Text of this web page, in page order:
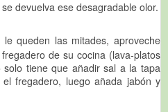
devuelva ese desagradable olor.
queden las mitades, aproveche
de su cocina (lava-platos
tiene que añadir sal a la tapa
fregadero, luego añada jabón y